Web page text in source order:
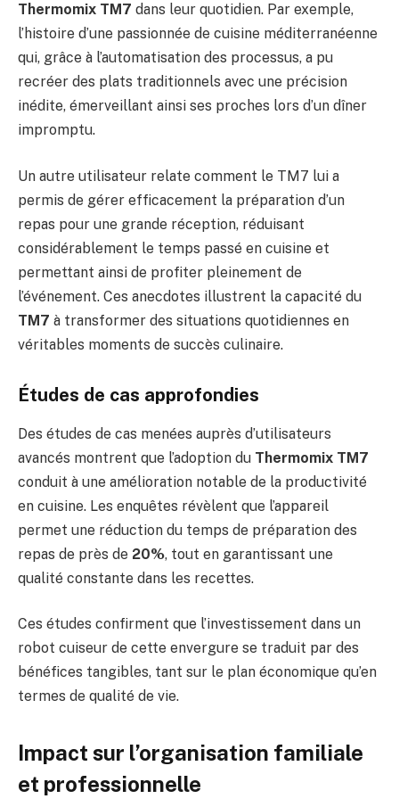
Thermomix TM7 dans leur quotidien. Par exemple,
l’histoire d’une passionnée de cuisine méditerranéenne
qui, grâce à l’automatisation des processus, a pu
recréer des plats traditionnels avec une précision
inédite, émerveillant ainsi ses proches lors d’un dîner
impromptu.
Un autre utilisateur relate comment le TM7 lui a
permis de gérer efficacement la préparation d’un
repas pour une grande réception, réduisant
considérablement le temps passé en cuisine et
permettant ainsi de profiter pleinement de
l’événement. Ces anecdotes illustrent la capacité du
TM7 à transformer des situations quotidiennes en
véritables moments de succès culinaire.
Études de cas approfondies
Des études de cas menées auprès d’utilisateurs
avancés montrent que l’adoption du Thermomix TM7
conduit à une amélioration notable de la productivité
en cuisine. Les enquêtes révèlent que l’appareil
permet une réduction du temps de préparation des
repas de près de 20%, tout en garantissant une
qualité constante dans les recettes.
Ces études confirment que l’investissement dans un
robot cuiseur de cette envergure se traduit par des
bénéfices tangibles, tant sur le plan économique qu’en
termes de qualité de vie.
Impact sur l’organisation familiale
et professionnelle